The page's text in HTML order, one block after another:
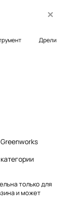
Дрели
только для
и может